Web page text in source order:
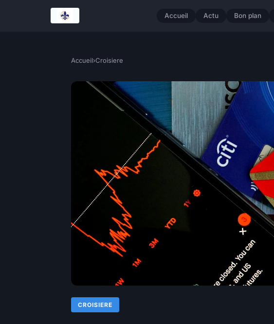
Accueil Actu Bon plan
Accueil›Croisiere
CROISIERE